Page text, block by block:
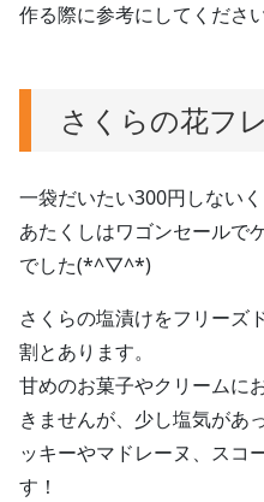
作る際に参考にしてくださ
さくらの花フ
一袋だいたい300円しない
あたくしはワゴンセールで
でした(*^▽^*)
さくらの塩漬けをフリーズ
割とあります。
甘めのお菓子やクリームに
きませんが、少し塩気があ
ッキーやマドレーヌ、スコ
す！